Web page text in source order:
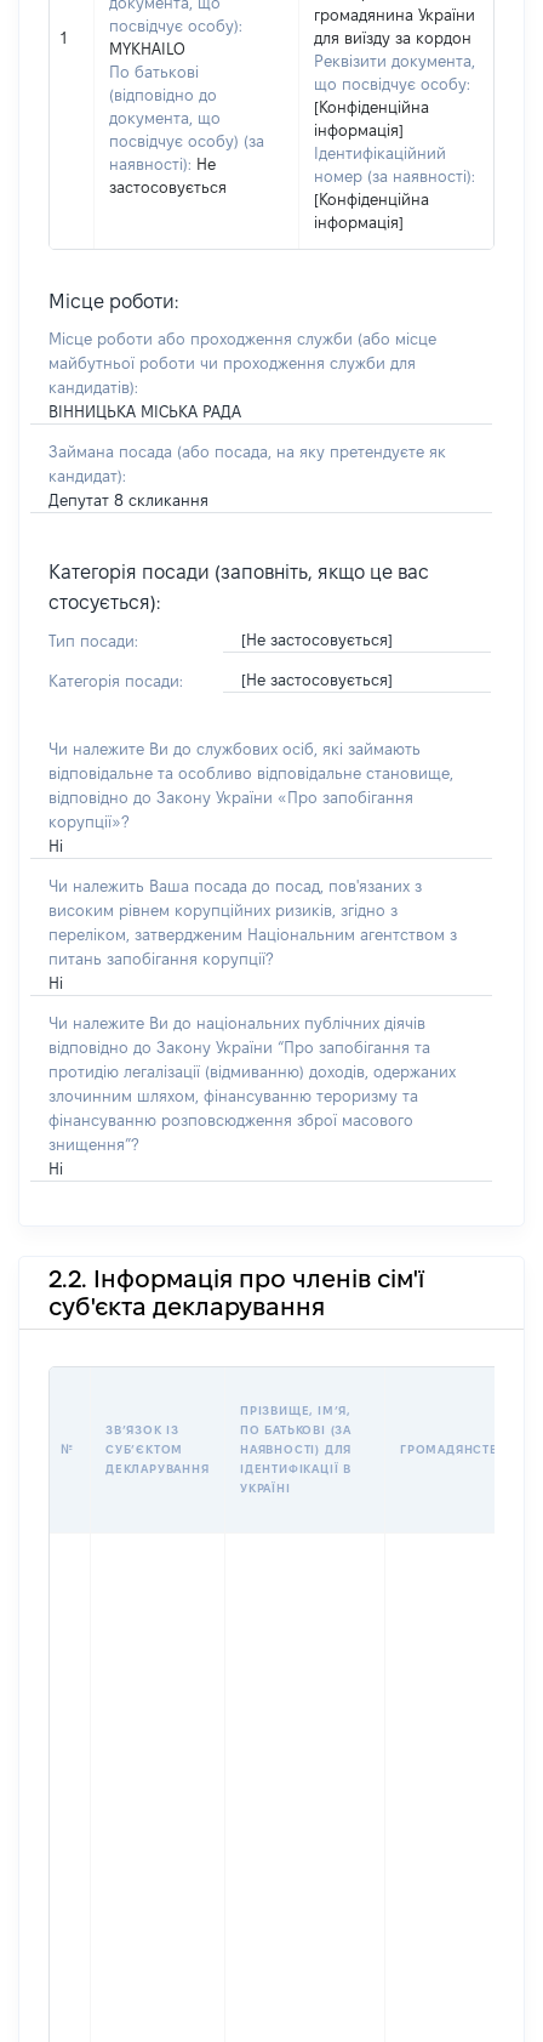
1
посвідчує особу):
MYKHAILO
По батькові
(відповідно до
документа, що
посвідчує особу) (за
наявності): Не
застосовується
громадянина України
для виїзду за кордон
Реквізити документа,
що посвідчує особу:
[Конфіденційна
інформація]
Ідентифікаційний
номер (за наявності):
[Конфіденційна
інформація]
Місце роботи:
Місце роботи або проходження служби (або місце
майбутньої роботи чи проходження служби для
кандидатів):
ВІННИЦЬКА МІСЬКА РАДА
Займана посада (або посада, на яку претендуєте як
кандидат):
Депутат 8 скликання
Категорія посади (заповніть, якщо це вас
стосується):
Тип посади: [Не застосовується]
Категорія посади: [Не застосовується]
Чи належите Ви до службових осіб, які займають
відповідальне та особливо відповідальне становище,
відповідно до Закону України «Про запобігання
корупції»?
Ні
Чи належить Ваша посада до посад, пов'язаних з
високим рівнем корупційних ризиків, згідно з
переліком, затвердженим Національним агентством з
питань запобігання корупції?
Ні
Чи належите Ви до національних публічних діячів
відповідно до Закону України “Про запобігання та
протидію легалізації (відмиванню) доходів, одержаних
злочинним шляхом, фінансуванню тероризму та
фінансуванню розповсюдження зброї масового
знищення”?
Ні
2.2. Інформація про членів сім'ї
суб'єкта декларування
№
ЗВʼЯЗОК ІЗ
СУБʼЄКТОМ
ДЕКЛАРУВАННЯ
ПРІЗВИЩЕ, ІМʼЯ,
ПО БАТЬКОВІ (ЗА
НАЯВНОСТІ) ДЛЯ
ІДЕНТИФІКАЦІЇ В
УКРАЇНІ
ГРОМАДЯНСТВО